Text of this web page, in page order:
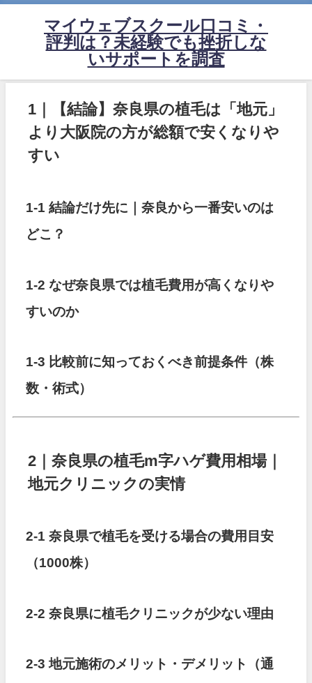
マイウェブスクール口コミ・
評判は？未経験でも挫折しな
いサポートを調査
1｜【結論】奈良県の植毛は「地元」
より大阪院の方が総額で安くなりや
すい
1-1 結論だけ先に｜奈良から一番安いのは
どこ？
1-2 なぜ奈良県では植毛費用が高くなりや
すいのか
1-3 比較前に知っておくべき前提条件（株
数・術式）
2｜奈良県の植毛m字ハゲ費用相場｜
地元クリニックの実情
2-1 奈良県で植毛を受ける場合の費用目安
（1000株）
2-2 奈良県に植毛クリニックが少ない理由
2-3 地元施術のメリット・デメリット（通